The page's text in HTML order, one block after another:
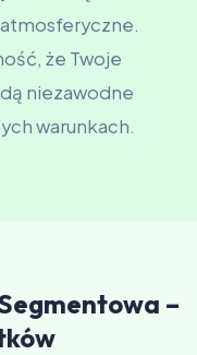
że Twoje
niezawodne
warunkach.
–